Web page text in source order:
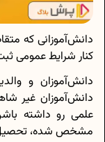
دانش‌آموزانی که
کنار شرایط عمومی
دانش‌آموزان و
دانش‌آموزان غیر
علمی رو داشته
مشخص شده، تحصیل